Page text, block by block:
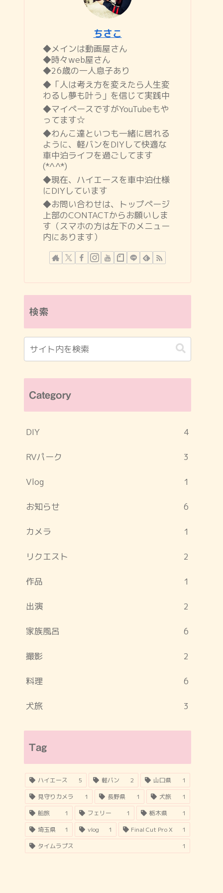
ちさこ
◆メインは動画屋さん
◆時々web屋さん
◆26歳の一人息子あり
◆「人は考え方を変えたら人生変
わるし夢も叶う」を信じて実践中
◆マイペースですがYouTubeもや
ってます☆
◆わんこ達といつも一緒に居れる
ように、軽バンをDIYして快適な
車中泊ライフを過ごしてます
(*^^*)
◆現在、ハイエースを車中泊仕様
にDIYしています
◆お問い合わせは、トップページ
上部のCONTACTからお願いしま
す（スマホの方は左下のメニュー
内にあります）
検索
Category
DIY 4
RVパーク 3
Vlog 1
お知らせ 6
カメラ 1
リクエスト 2
作品 1
出演 2
家族風呂 6
撮影 2
料理 6
犬旅 3
Tag
ハイエース 5 軽バン 2 山口県
1
見守りカメラ
1 長野県 1 犬旅
1
船旅
1 フェリー 1 栃木県
1
埼玉県
1 vlog 1 Final Cut Pro X
1
タイムラプス
1